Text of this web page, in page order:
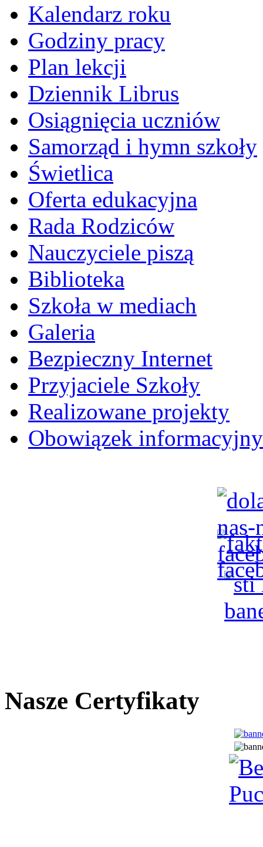
Kalendarz roku
Godziny pracy
Plan lekcji
Dziennik Librus
Osiągnięcia uczniów
Samorząd i hymn szkoły
Świetlica
Oferta edukacyjna
Rada Rodziców
Nauczyciele piszą
Biblioteka
Szkoła w mediach
Galeria
Bezpieczny Internet
Przyjaciele Szkoły
Realizowane projekty
Obowiązek informacyjny
Nasze Certyfikaty